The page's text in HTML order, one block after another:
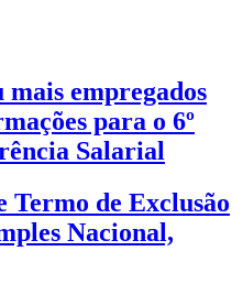
mais empregados
para o 6º
Salarial
Termo de Exclusão
Nacional,